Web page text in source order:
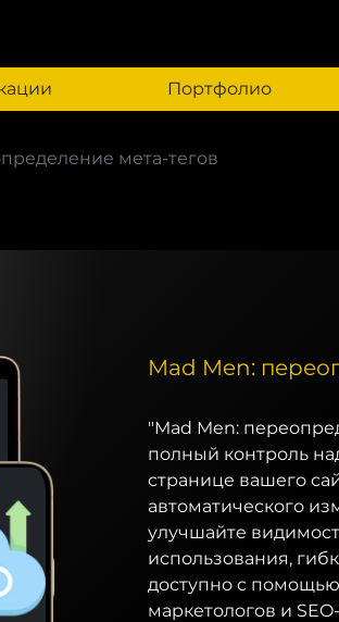
Портфолио
мета-тегов
Mad Men:
"Mad Men:
полный контроль
странице вашего
автоматического
улучшайте
использования,
доступно с
маркетологов и